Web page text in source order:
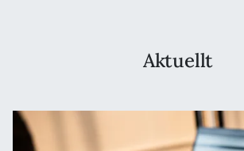
Aktuellt